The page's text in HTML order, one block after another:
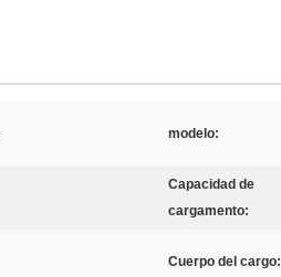
modelo:
Capacidad de
cargamento:
Cuerpo del cargo: